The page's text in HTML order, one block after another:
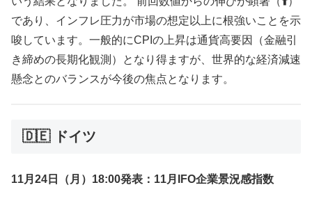
であり、インフレ圧力が市場の想定以上に根強いことを示
唆しています。一般的にCPIの上昇は通貨高要因（金融引
き締めの長期化観測）となり得ますが、世界的な経済減速
懸念とのバランスが今後の焦点となります。
🇩🇪 ドイツ
11月24日（月）18:00発表：11月IFO企業景況感指数